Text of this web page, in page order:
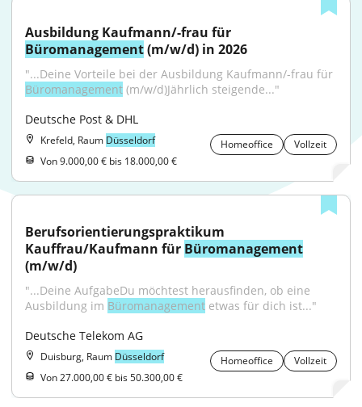
Büromanagement (m/w/d) in 2026
Büromanagement (m/w/d)Jährlich steigende..."
Deutsche Post & DHL
Krefeld, Raum Düsseldorf Homeoffice
Vollzeit
Von 9.000,00 € bis 18.000,00 €
Berufsorientierungspraktikum
Kauffrau/Kaufmann für Büromanagement
(m/w/d)
"...Deine AufgabeDu möchtest herausfinden, ob eine
Ausbildung im Büromanagement etwas für dich ist..."
Deutsche Telekom AG
Duisburg, Raum Düsseldorf Homeoffice
Vollzeit
Von 27.000,00 € bis 50.300,00 €